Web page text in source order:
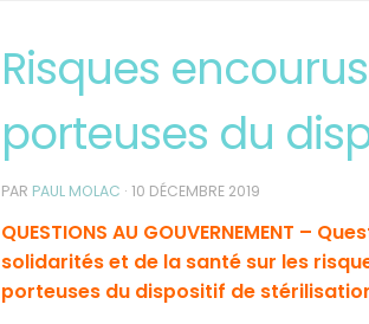
Risques
porteuses du
PAR PAUL MOLAC · 10 DÉCEMBRE 2019
QUESTIONS AU GOUVERNEMENT –
solidarités et de la santé sur les
porteuses du dispositif de